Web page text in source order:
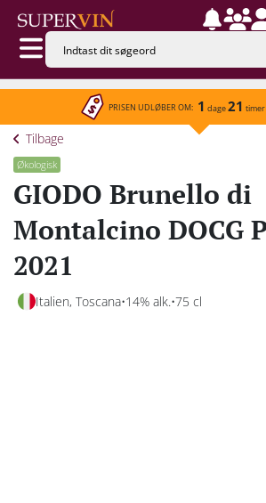
PRISEN UDLØBER OM: 1 dage21 timer
Tilbage
Økologisk
GIODO Brunello di
Montalcino DOCG
2021
Italien, Toscana 14% alk. 75 cl